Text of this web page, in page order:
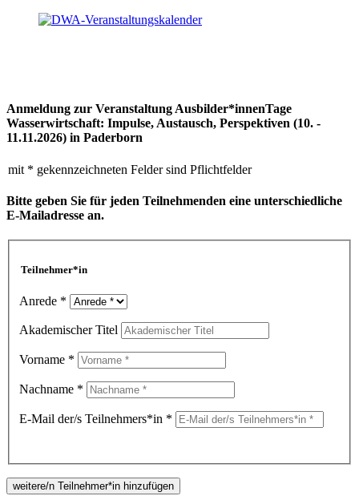
Anmeldung zur Veranstaltung Ausbilder*innenTage
Wasserwirtschaft: Impulse, Austausch, Perspektiven (10. -
11.11.2026) in Paderborn
mit * gekennzeichneten Felder sind Pflichtfelder
Bitte geben Sie für jeden Teilnehmenden eine unterschiedliche
E-Mailadresse an.
Teilnehmer*in
Anrede *
Akademischer Titel
Vorname *
Nachname *
E-Mail der/s Teilnehmers*in *
weitere/n Teilnehmer*in hinzufügen